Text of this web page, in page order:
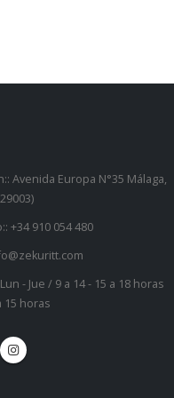
Avenida Europa N°35 Málaga,
+34 910 054 480
Lun - Jue / 9 a 14 - 15 a 18 horas
15 horas